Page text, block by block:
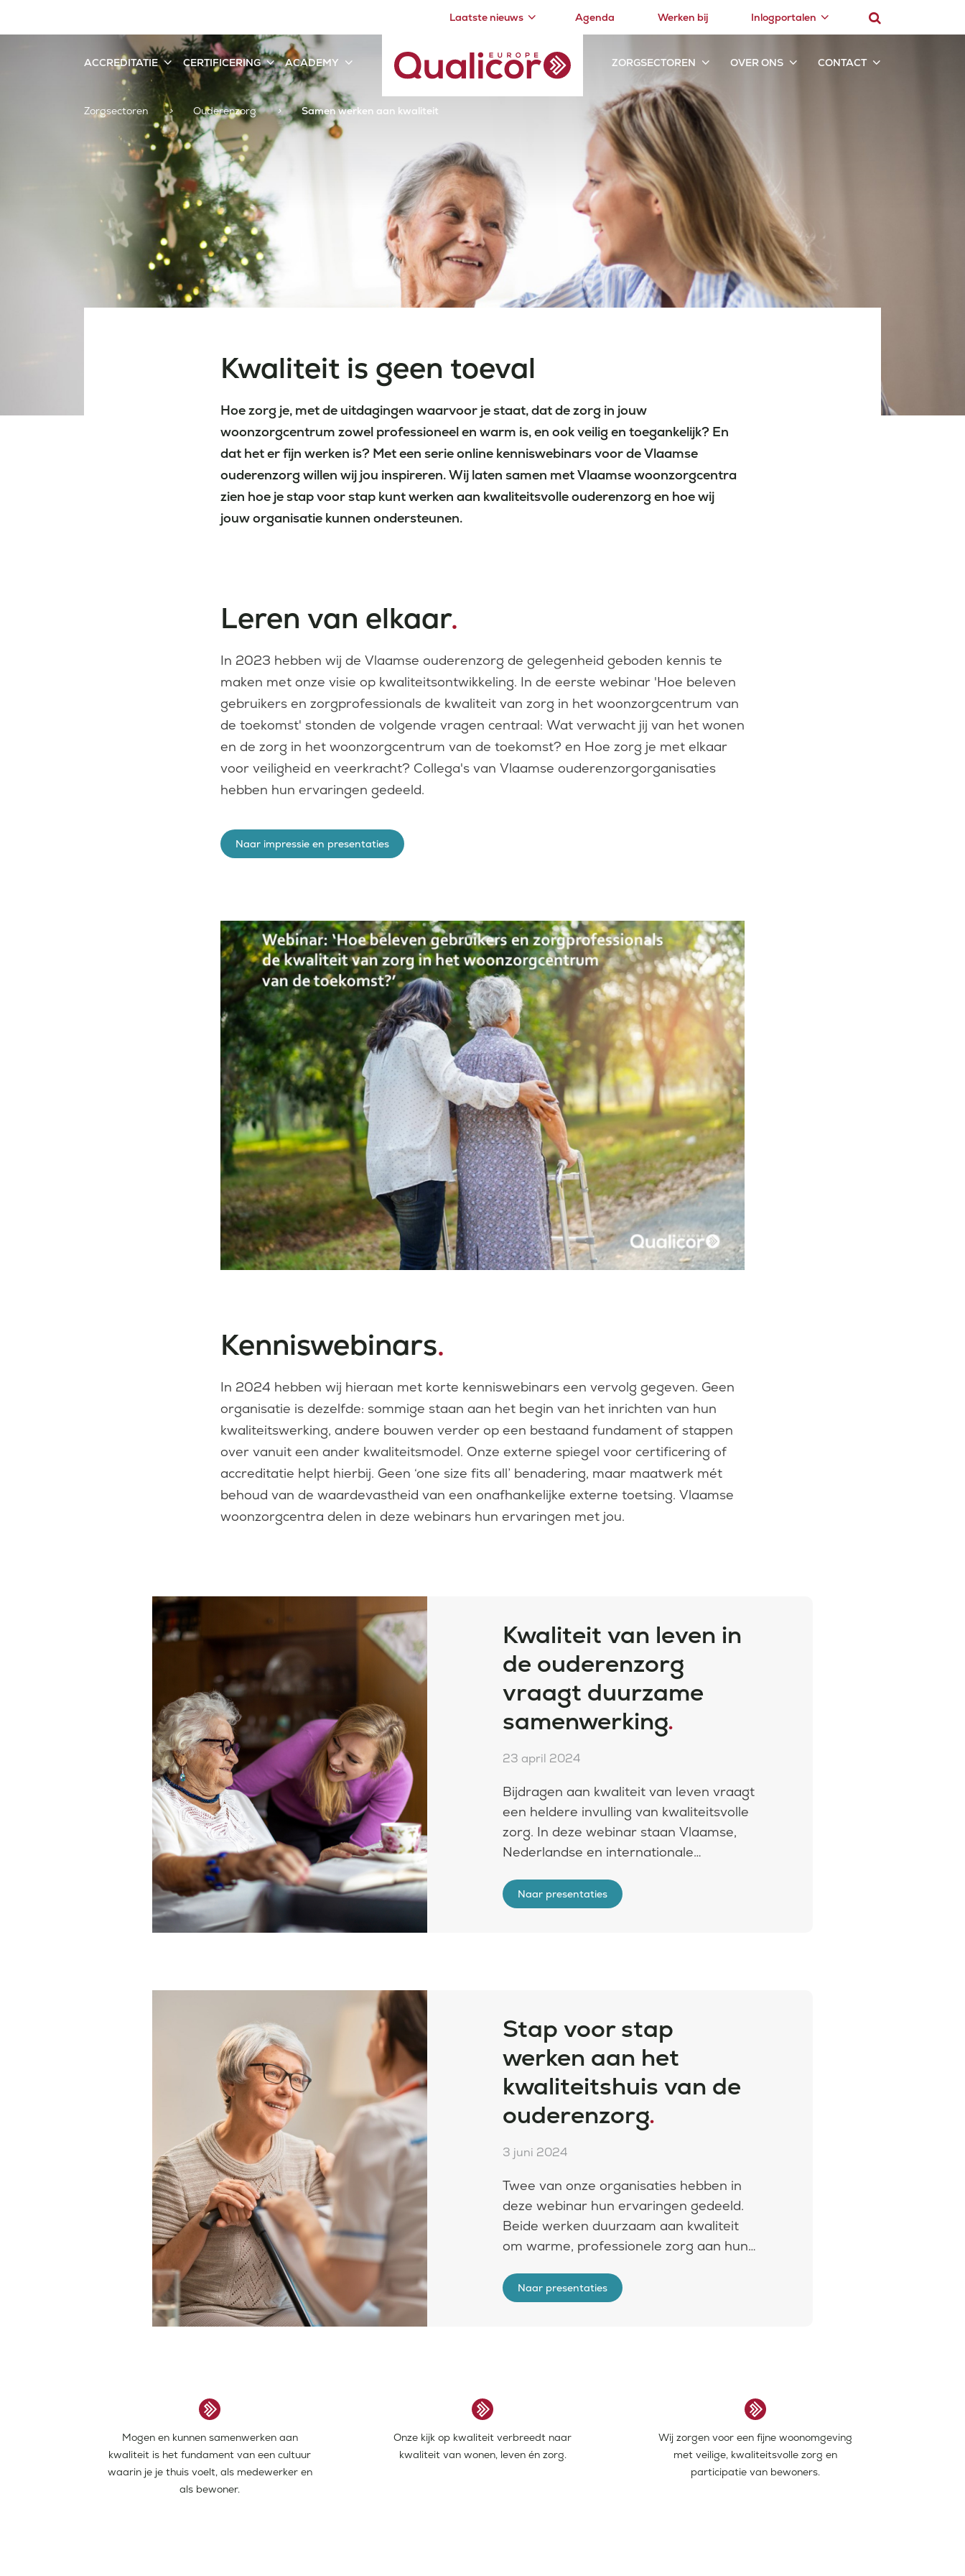
Laatste nieuws Agenda Werken bij Inlogportalen
ACCREDITATIE CERTIFICERING ACADEMY ZORGSECTOREN OVER ONS CONTACT
Zorgsectoren > Ouderenzorg > Samen werken aan kwaliteit
Kwaliteit is geen toeval
Hoe zorg je, met de uitdagingen waarvoor je staat, dat de zorg in jouw
woonzorgcentrum zowel professioneel en warm is, en ook veilig en toegankelijk? En
dat het er fijn werken is? Met een serie online kenniswebinars voor de Vlaamse
ouderenzorg willen wij jou inspireren. Wij laten samen met Vlaamse woonzorgcentra
zien hoe je stap voor stap kunt werken aan kwaliteitsvolle ouderenzorg en hoe wij
jouw organisatie kunnen ondersteunen.
Leren van elkaar.
In 2023 hebben wij de Vlaamse ouderenzorg de gelegenheid geboden kennis te
maken met onze visie op kwaliteitsontwikkeling. In de eerste webinar 'Hoe beleven
gebruikers en zorgprofessionals de kwaliteit van zorg in het woonzorgcentrum van
de toekomst' stonden de volgende vragen centraal: Wat verwacht jij van het wonen
en de zorg in het woonzorgcentrum van de toekomst? en Hoe zorg je met elkaar
voor veiligheid en veerkracht? Collega's van Vlaamse ouderenzorgorganisaties
hebben hun ervaringen gedeeld.
Naar impressie en presentaties
Kenniswebinars.
In 2024 hebben wij hieraan met korte kenniswebinars een vervolg gegeven. Geen
organisatie is dezelfde: sommige staan aan het begin van het inrichten van hun
kwaliteitswerking, andere bouwen verder op een bestaand fundament of stappen
over vanuit een ander kwaliteitsmodel. Onze externe spiegel voor certificering of
accreditatie helpt hierbij. Geen ‘one size fits all’ benadering, maar maatwerk mét
behoud van de waardevastheid van een onafhankelijke externe toetsing. Vlaamse
woonzorgcentra delen in deze webinars hun ervaringen met jou.
Kwaliteit van leven in
de ouderenzorg
vraagt duurzame
samenwerking.
23 april 2024
Bijdragen aan kwaliteit van leven vraagt
een heldere invulling van kwaliteitsvolle
zorg. In deze webinar staan Vlaamse,
Nederlandse en internationale
centraal.
Naar presentaties
Stap voor stap
werken aan het
kwaliteitshuis van de
ouderenzorg.
3 juni 2024
Twee van onze organisaties hebben in
deze webinar hun ervaringen gedeeld.
Beide werken duurzaam aan kwaliteit
om warme, professionele zorg aan hun
Naar presentaties
Mogen en kunnen samenwerken aan
kwaliteit is het fundament van een cultuur
waarin je je thuis voelt, als medewerker en
als bewoner.
Onze kijk op kwaliteit verbreedt naar
kwaliteit van wonen, leven én zorg.
Wij zorgen voor een fijne woonomgeving
met veilige, kwaliteitsvolle zorg en
participatie van bewoners.